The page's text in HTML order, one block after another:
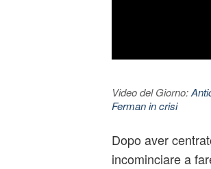
Video del Giorno:
Ferman in crisi
Dopo aver
incominciare a